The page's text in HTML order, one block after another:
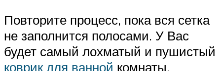
Повторите процесс, пока вся сетка
не заполнится полосами. У Вас
будет самый лохматый и пушистый
коврик для ванной комнаты.